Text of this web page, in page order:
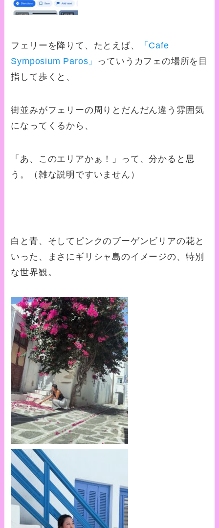
フェリーを降りて、たとえば、
「Cafe
Symposium Paros」 っていうカフェの場所を目
指して歩くと、
街並みがフェリーの周りとだんだん違う雰囲気
になってくるから、
「あ、このエリアかぁ！」って、分かると思
う。（雑な説明ですいません）
白と青、そしてピンクのブーゲンビリアの花と
いった、まさにギリシャ島のイメージの、特別
な世界観。